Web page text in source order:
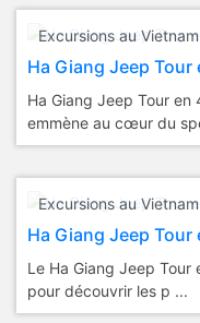
Excursions au Vietnam
Ha Giang Jeep
Ha Giang Jeep Tour en
emmène au cœur du
Excursions au Vietnam
Ha Giang Jeep
Le Ha Giang Jeep Tour
pour découvrir les p ...